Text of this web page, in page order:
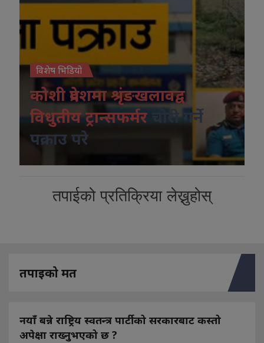
विशेष भिडियो
कोशी प्रदेशमा श्रृंङखलावद्व
विधुतीय ट्रान्सफर्मर
चोरी गर्ने
पक्राउ परे
तपाईको प्रतिक्रिया लेख्नुहोस्
तपाइको मत
नयाँ बन्ने राष्ट्रिय स्वतन्त्र पार्टीको सरकारबाट कस्तो
अपेक्षा राख्नुभएको छ ?